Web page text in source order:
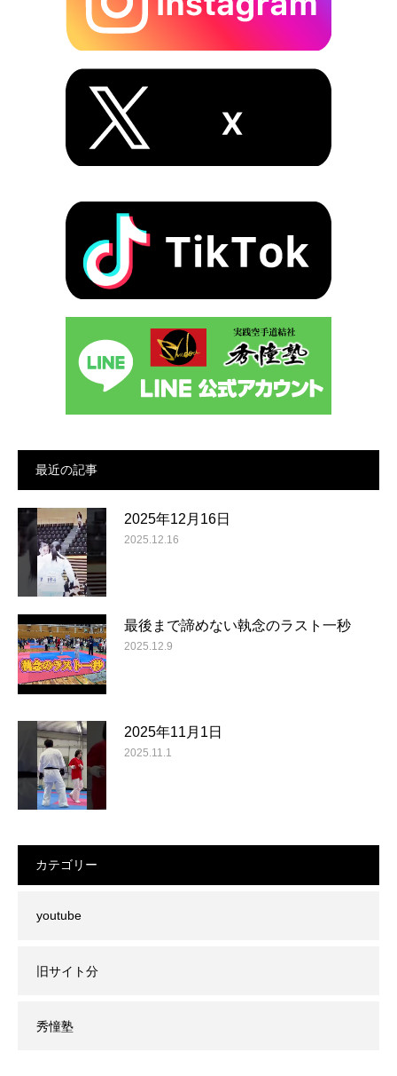
最近の記事
2025年12月16日
2025.12.16
最後まで諦めない執念のラスト一秒
2025.12.9
2025年11月1日
2025.11.1
カテゴリー
youtube
旧サイト分
秀憧塾